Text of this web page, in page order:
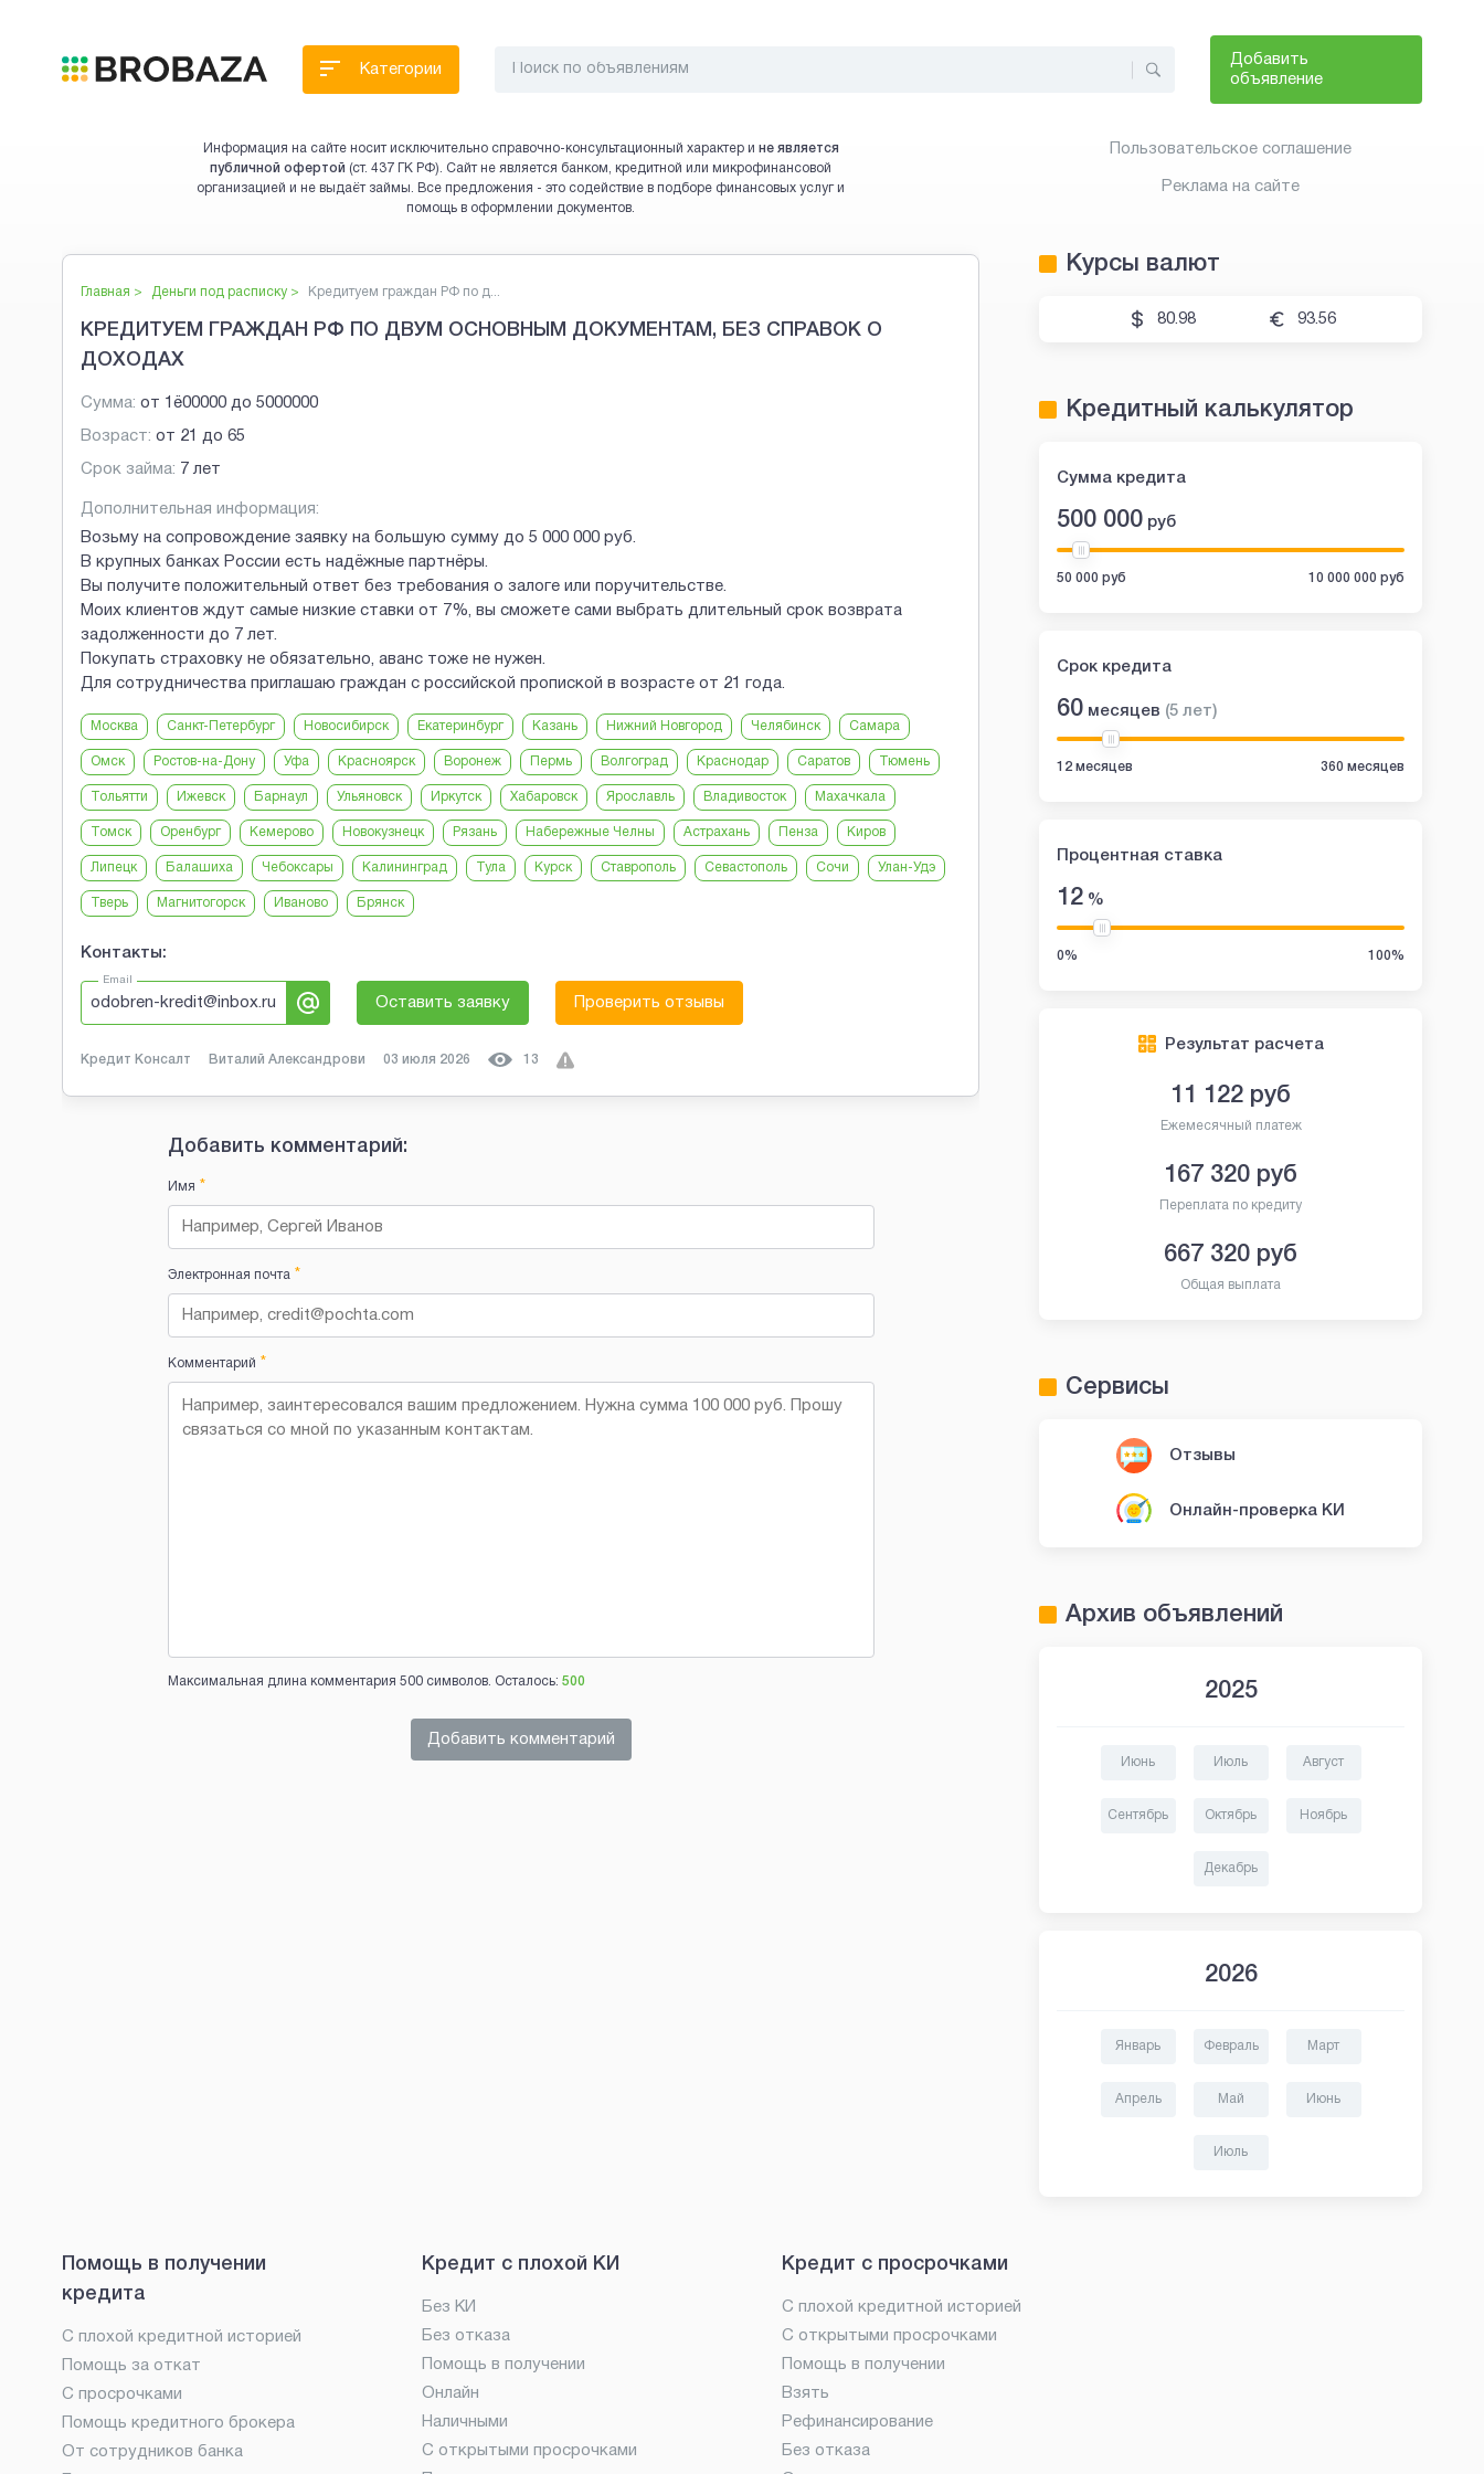
Добавить
объявление
Категории
Информация на сайте носит исключительно справочно-консультационный характер и не является
публичной офертой (ст. 437 ГК РФ). Сайт не является банком, кредитной или микрофинансовой
организацией и не выдаёт займы. Все предложения - это содействие в подборе финансовых услуг и
помощь в оформлении документов.
Главная > Деньги под расписку > Кредитуем граждан РФ по д...
КРЕДИТУЕМ ГРАЖДАН РФ ПО ДВУМ ОСНОВНЫМ ДОКУМЕНТАМ, БЕЗ СПРАВОК О
ДОХОДАХ
Сумма: от 1ё00000 до 5000000
Возраст: от 21 до 65
Срок займа: 7 лет
Дополнительная информация:
Возьму на сопровождение заявку на большую сумму до 5 000 000 руб.
В крупных банках России есть надёжные партнёры.
Вы получите положительный ответ без требования о залоге или поручительстве.
Моих клиентов ждут самые низкие ставки от 7%, вы сможете сами выбрать длительный срок возврата
задолженности до 7 лет.
Покупать страховку не обязательно, аванс тоже не нужен.
Для сотрудничества приглашаю граждан с российской пропиской в возрасте от 21 года.
Москва Санкт-Петербург Новосибирск Екатеринбург Казань Нижний Новгород Челябинск Самара
Омск Ростов-на-Дону Уфа Красноярск Воронеж Пермь Волгоград Краснодар Саратов Тюмень
Тольятти Ижевск Барнаул Ульяновск Иркутск Хабаровск Ярославль Владивосток Махачкала
Томск Оренбург Кемерово Новокузнецк Рязань Набережные Челны Астрахань Пенза Киров
Липецк Балашиха Чебоксары Калининград Тула Курск Ставрополь Севастополь Сочи Улан-Удэ
Тверь Магнитогорск Иваново Брянск
Контакты:
Email
odobren-kredit@inbox.ru Оставить заявку Проверить отзывы
Кредит Консалт Виталий Александрови 03 июля 2026 13
Добавить комментарий:
Имя *
Электронная почта*
Комментарий *
Максимальная длина комментария 500 символов. Осталось: 500
Добавить комментарий
Пользовательское соглашение
Реклама на сайте
Курсы валют
80.98 93.56
Кредитный калькулятор
Сумма кредита
500 000 руб
50 000 руб 10 000 000 руб
Срок кредита
60 месяцев (5 лет)
12 месяцев 360 месяцев
Процентная ставка
12 %
0% 100%
Результат расчета
11 122 руб
Ежемесячный платеж
167 320 руб
Переплата по кредиту
667 320 руб
Общая выплата
Сервисы
Отзывы
Онлайн-проверка КИ
Архив объявлений
2025
Июнь Июль Август
Сентябрь Октябрь Ноябрь
Декабрь
2026
Январь Февраль Март
Апрель Май Июнь
Июль
Помощь в получении
кредита
С плохой кредитной историей
Помощь за откат
С просрочками
Помощь кредитного брокера
От сотрудников банка
Кредит с плохой КИ
Без КИ
Без отказа
Помощь в получении
Онлайн
Наличными
С открытыми просрочками
Кредит с просрочками
С плохой кредитной историей
С открытыми просрочками
Помощь в получении
Взять
Рефинансирование
Без отказа